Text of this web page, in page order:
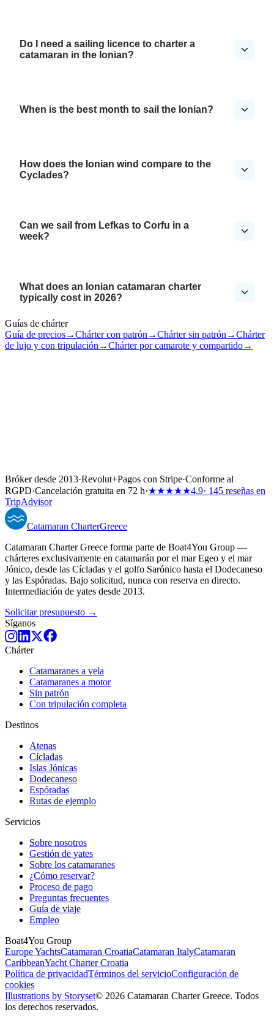
Do I need a sailing licence to charter a
catamaran in the Ionian?
When is the best month to sail the Ionian?
How does the Ionian wind compare to the
Cyclades?
Can we sail from Lefkas to Corfu in a
week?
What does an Ionian catamaran charter
typically cost in 2026?
Guías de chárter
Guía de precios→Chárter con patrón →Chárter sin patrón →Chárter
de lujo y con tripulación →Chárter por camarote y compartido→
Bróker desde 2013·Revolut+Pagos con Stripe·Conforme al
RGPD·Cancelación gratuita en 72 h·★★★★★4.9· 145 reseñas en
TripAdvisor
Catamaran CharterGreece
Catamaran Charter Greece forma parte de Boat4You Group —
chárteres exclusivamente en catamarán por el mar Egeo y el mar
Jónico, desde las Cícladas y el golfo Sarónico hasta el Dodecaneso
y las Espóradas. Bajo solicitud, nunca con reserva en directo.
Intermediación de yates desde 2013.
Solicitar presupuesto →
Síganos
Chárter
Catamaranes a vela
Catamaranes a motor
Sin patrón
Con tripulación completa
Destinos
Atenas
Cícladas
Islas Jónicas
Dodecaneso
Espóradas
Rutas de ejemplo
Servicios
Sobre nosotros
Gestión de yates
Sobre los catamaranes
¿Cómo reservar?
Proceso de pago
Preguntas frecuentes
Guía de viaje
Empleo
Boat4You Group
Europe YachtsCatamaran CroatiaCatamaran ItalyCatamaran
CaribbeanYacht Charter Croatia
Política de privacidadTérminos del servicioConfiguración de
cookies
Illustrations by Storyset© 2026 Catamaran Charter Greece. Todos
los derechos reservados.